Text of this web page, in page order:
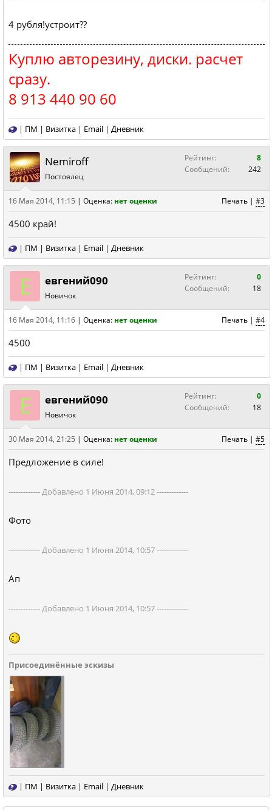
4 рубля!устроит??
Куплю авторезину, диски. расчет
сразу.
8 913 440 90 60
| ПМ | Визитка | Email | Дневник
Nemiroff
Постоялец
Рейтинг:
8
Сообщений:
242
Печать | #3
16 Мая 2014, 11:15 | Оценка: нет оценки
4500 край!
| ПМ | Визитка | Email | Дневник
Е евгений090
Новичок
Рейтинг:
0
Сообщений:
18
Печать | #4
16 Мая 2014, 11:16 | Оценка: нет оценки
4500
| ПМ | Визитка | Email | Дневник
Е евгений090
Новичок
Рейтинг:
0
Сообщений:
18
Печать | #5
30 Мая 2014, 21:25 | Оценка: нет оценки
Предложение в силе!
------------- Добавлено 1 Июня 2014, 09:12 -------------
Фото
------------- Добавлено 1 Июня 2014, 10:57 -------------
Ап
------------- Добавлено 1 Июня 2014, 10:57 -------------
Присоединённые эскизы
| ПМ | Визитка | Email | Дневник